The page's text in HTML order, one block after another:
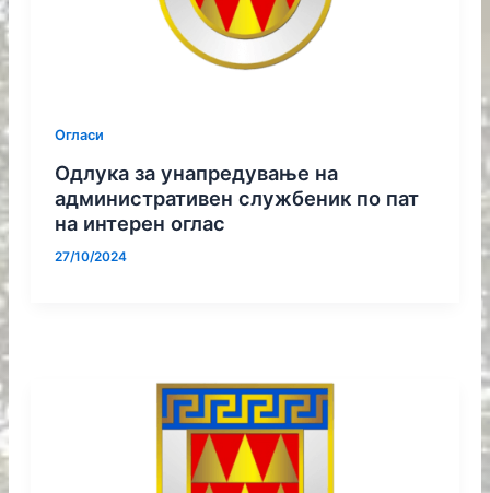
Огласи
Одлука за унапредување на
административен службеник по пат
на интерен оглас
27/10/2024